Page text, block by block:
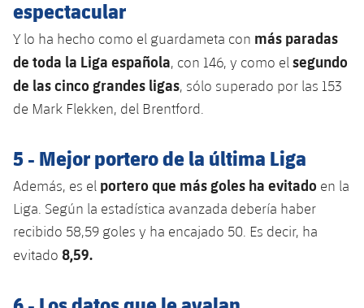
Agenda
Calendario
Clasificaciones
Jugadores
Calendario
Resultados
Noticias
Hockey Hierba Masculino
Hockey Hierba Femenino
Patinaje artístico
Actualidad
Plantilla
Agenda
Escuela de Patinaje
Rugby
plusicon
más
Actualidad
Jugadores
Calendario
Voleibol
plusicon
más
Noticias
Voleibol masculino
Apúntate a las amateurs
plusicon
más
Apúntate a las amateurs
PLUSICON
MÁS
espectacular
Y lo ha hecho como el guardameta con más paradas
de toda la Liga española, con 146, y como el segundo
de las cinco grandes ligas, sólo superado por las 153
de Mark Flekken, del Brentford.
5 - Mejor portero de la última Liga
Además, es el portero que más goles ha evitado en la
Liga. Según la estadística avanzada debería haber
recibido 58,59 goles y ha encajado 50. Es decir, ha
evitado 8,59.